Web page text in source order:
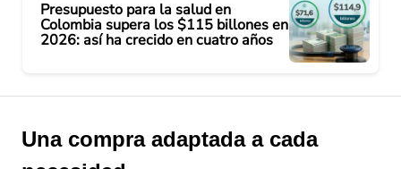
Presupuesto para la salud en
Colombia supera los $115 billones en
2026: así ha crecido en cuatro años
Una compra adaptada a cada